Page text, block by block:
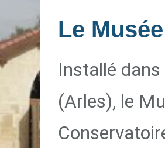
Le
Installé dans
(Arles), le